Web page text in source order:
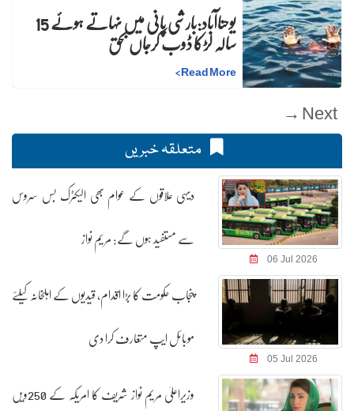
یوحناآباد:بارشی پانی میں نہاتے ہوئے 15 سالہ لڑکا ڈوب کرجاں بحق
Read More
>
Next →
متعلقہ خبریں
06 Jul 2026
دیہی علاقوں کے عوام بھی الیکٹرک بس سروس
سے مستفید ہوں گے: مریم نواز
05 Jul 2026
پنجاب حکومت کا بڑا اقدام، قیدیوں کے اہلخانہ کیلئے
موبائل ایپ متعارف کرا دی
وزیراعلیٰ مریم نواز شریف کا امریکہ کے 250ویں